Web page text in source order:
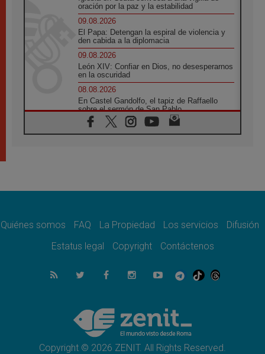
oración por la paz y la estabilidad
09.08.2026
El Papa: Detengan la espiral de violencia y
den cabida a la diplomacia
09.08.2026
León XIV: Confiar en Dios, no desesperarnos
en la oscuridad
08.08.2026
En Castel Gandolfo, el tapiz de Raffaello
sobre el sermón de San Pablo
08.08.2026
En Colombia, «la paz no se compra con una
08.08.2026
08.08.2026
del Buen Consejo de Genazzano
Filipinas: el Vicariato Apostólico de Calapán
se convierte en diócesis
Honduras: Los desplazados invisibles de una
crisis olvidada
Quiénes somos FAQ La Propiedad Los servicios
Difusión
Estatus legal
Copyright Contáctenos
Copyright © 2026 ZENIT. All Rights Reserved.